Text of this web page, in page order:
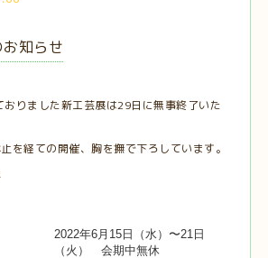
知らせ
りました新工芸展は29日に無事終了いた
を経ての開催、胸を撫で下ろしています。
2022年6月15日（水）〜21日
（火） 会期中無休